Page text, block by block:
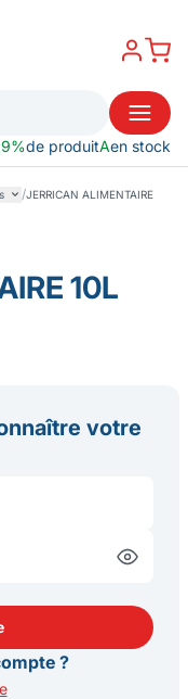
de produitAen stock
/JERRICAN ALIMENTAIRE
10L
votre
?